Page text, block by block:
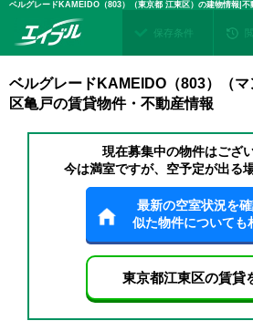
保存条件
ベルグレードKAMEIDO（803）（
区亀戸の賃貸物件・不動産情報
現在募集中の物件はござ
今は満室ですが、空予定が出る
最新の空室状況を
似た物件についても
東京都江東区の賃貸